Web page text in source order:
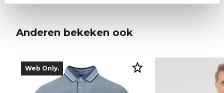
Anderen bekeken ook
Web Only.